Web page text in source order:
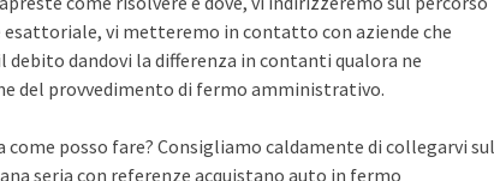
vi metteremo in contatto con aziende che
dandovi la differenza in contanti qualora ne
del provvedimento di fermo amministrativo.
posso fare? Consigliamo caldamente di collegarvi sul
seria con referenze acquistano auto in fermo